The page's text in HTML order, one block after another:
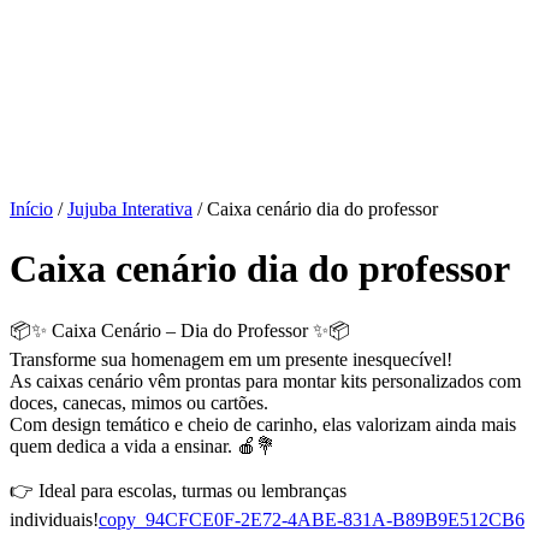
Início /Jujuba Interativa / Caixa cenário dia do professor
Caixa cenário dia do professor
📦✨ Caixa Cenário – Dia do Professor ✨📦
Transforme sua homenagem em um presente inesquecível!
As caixas cenário vêm prontas para montar kits personalizados com
doces, canecas, mimos ou cartões.
Com design temático e cheio de carinho, elas valorizam ainda mais
quem dedica a vida a ensinar. 🍎💐
👉 Ideal para escolas, turmas ou lembranças
individuais!copy_94CFCE0F-2E72-4ABE-831A-B89B9E512CB6